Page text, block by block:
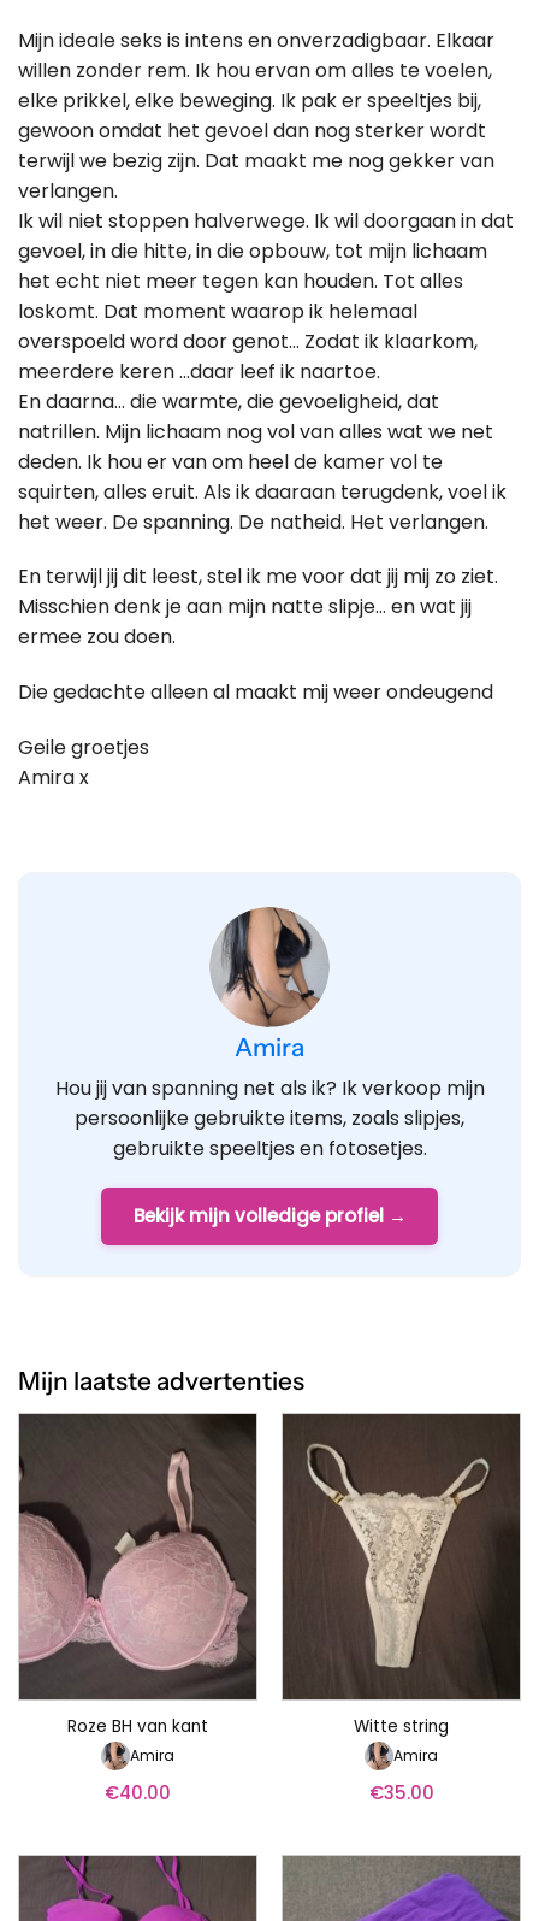
Mijn ideale seks is intens en onverzadigbaar. Elkaar
willen zonder rem. Ik hou ervan om alles te voelen,
elke prikkel, elke beweging. Ik pak er speeltjes bij,
gewoon omdat het gevoel dan nog sterker wordt
terwijl we bezig zijn. Dat maakt me nog gekker van
verlangen.
Ik wil niet stoppen halverwege. Ik wil doorgaan in dat
gevoel, in die hitte, in die opbouw, tot mijn lichaam
het echt niet meer tegen kan houden. Tot alles
loskomt. Dat moment waarop ik helemaal
overspoeld word door genot… Zodat ik klaarkom,
meerdere keren …daar leef ik naartoe.
En daarna… die warmte, die gevoeligheid, dat
natrillen. Mijn lichaam nog vol van alles wat we net
deden. Ik hou er van om heel de kamer vol te
squirten, alles eruit. Als ik daaraan terugdenk, voel ik
het weer. De spanning. De natheid. Het verlangen.
En terwijl jij dit leest, stel ik me voor dat jij mij zo ziet.
Misschien denk je aan mijn natte slipje… en wat jij
ermee zou doen.
Die gedachte alleen al maakt mij weer ondeugend
Geile groetjes
Amira x
Amira
Hou jij van spanning net als ik? Ik verkoop mijn
persoonlijke gebruikte items, zoals slipjes,
gebruikte speeltjes en fotosetjes.
Bekijk mijn volledige profiel →
Mijn laatste advertenties
Roze BH van kant
Amira
€40.00
Witte string
Amira
€35.00